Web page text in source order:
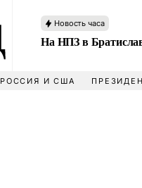
Новость часа
На НПЗ в
РОССИЯ И США